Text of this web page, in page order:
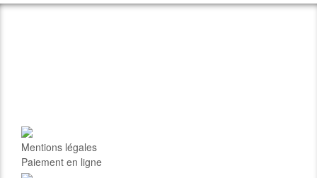
Mentions légales
Paiement en ligne